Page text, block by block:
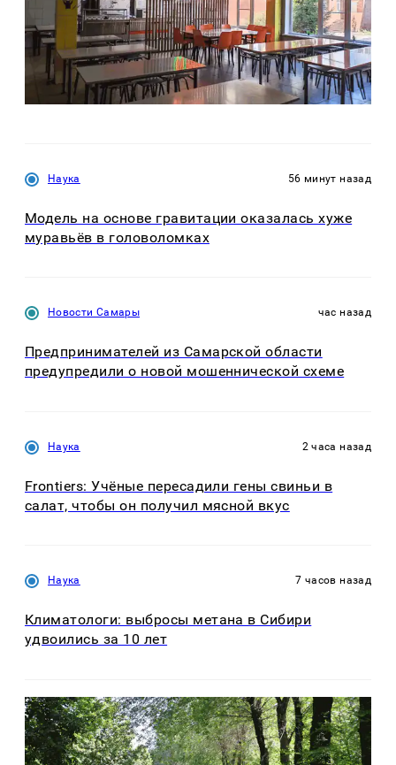
Наука 56 минут назад
Модель на основе гравитации оказалась хуже
муравьёв в головоломках
Новости Самары час назад
Предпринимателей из Самарской области
предупредили о новой мошеннической схеме
Наука 2 часа назад
Frontiers: Учёные пересадили гены свиньи в
салат, чтобы он получил мясной вкус
Наука 7 часов назад
Климатологи: выбросы метана в Сибири
удвоились за 10 лет